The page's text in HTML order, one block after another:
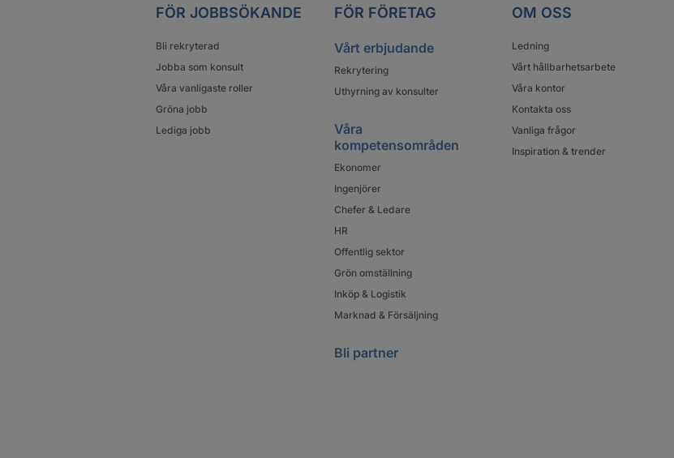
FÖR JOBBSÖKANDE
Bli rekryterad
Jobba som konsult
Våra vanligaste roller
Gröna jobb
Lediga jobb
FÖR FÖRETAG
Vårt erbjudande
Rekrytering
Uthyrning av konsulter
Våra
kompetensområden
Ekonomer
Ingenjörer
Chefer & Ledare
HR
Offentlig sektor
Grön omställning
Inköp & Logistik
Marknad & Försäljning
Bli partner
OM OSS
Ledning
Vårt hållbarhetsarbete
Våra kontor
Kontakta oss
Vanliga frågor
Inspiration & trender